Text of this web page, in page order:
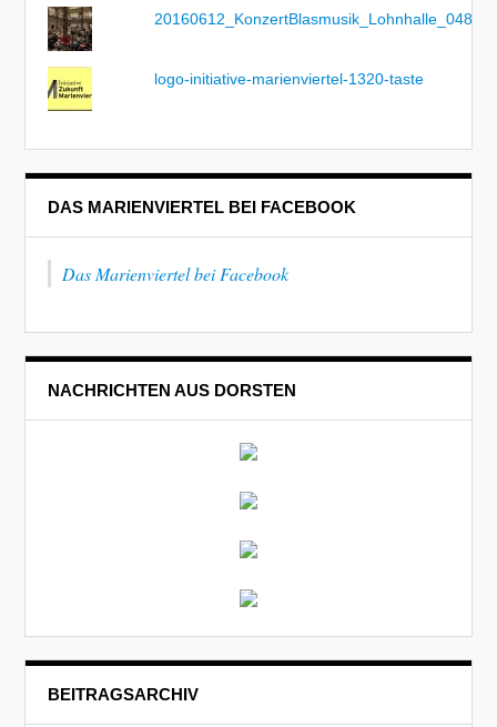
20160612_KonzertBlasmusik_Lohnhalle_048
logo-initiative-marienviertel-1320-taste
DAS MARIENVIERTEL BEI FACEBOOK
Das Marienviertel bei Facebook
NACHRICHTEN AUS DORSTEN
BEITRAGSARCHIV